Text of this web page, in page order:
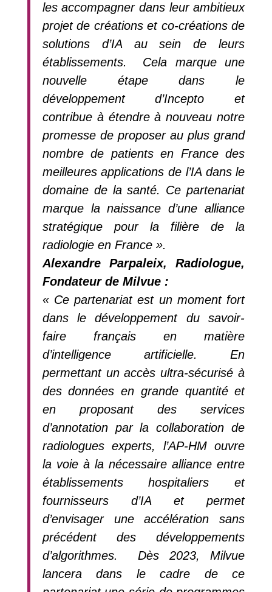
les accompagner dans leur ambitieux
projet de créations et co-créations de
solutions d’IA au sein de leurs
établissements. Cela marque une
nouvelle étape dans le
développement d’Incepto et
contribue à étendre à nouveau notre
promesse de proposer au plus grand
nombre de patients en France des
meilleures applications de l’IA dans le
domaine de la santé. Ce partenariat
marque la naissance d’une alliance
stratégique pour la filière de la
radiologie en France ».
Alexandre Parpaleix, Radiologue,
Fondateur de Milvue :
« Ce partenariat est un moment fort
dans le développement du savoir-
faire français en matière
d’intelligence artificielle. En
permettant un accès ultra-sécurisé à
des données en grande quantité et
en proposant des services
d’annotation par la collaboration de
radiologues experts, l’AP-HM ouvre
la voie à la nécessaire alliance entre
établissements hospitaliers et
fournisseurs d’IA et permet
d’envisager une accélération sans
précédent des développements
d’algorithmes. Dès 2023, Milvue
lancera dans le cadre de ce